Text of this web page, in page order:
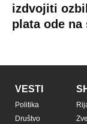
izdvojiti
plata ode na
VESTI
Politika
Društvo